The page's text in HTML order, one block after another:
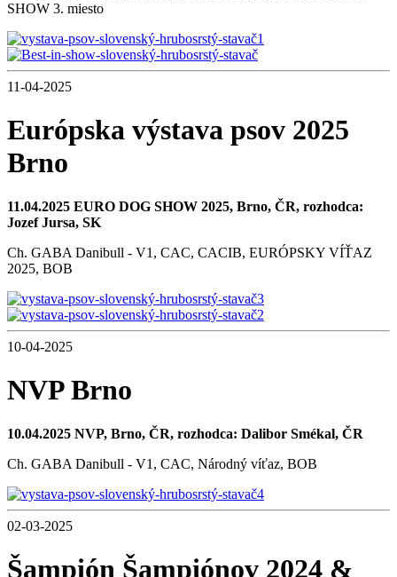
SHOW 3. miesto
11-04-2025
Európska výstava psov 2025
Brno
11.04.2025 EURO DOG SHOW 2025, Brno, ČR, rozhodca:
Jozef Jursa, SK
Ch. GABA Danibull - V1, CAC, CACIB, EURÓPSKY VÍŤAZ
2025, BOB
10-04-2025
NVP Brno
10.04.2025 NVP, Brno, ČR, rozhodca: Dalibor Smékal, ČR
Ch. GABA Danibull - V1, CAC, Národný víťaz, BOB
02-03-2025
Šampión Šampiónov 2024 &